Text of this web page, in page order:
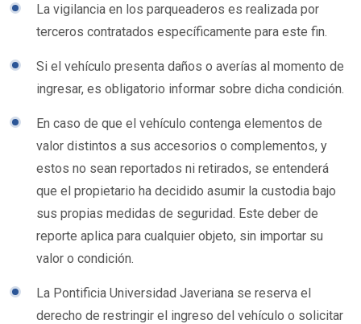
La vigilancia en los parqueaderos es realizada por
terceros contratados específicamente para este fin.
Si el vehículo presenta daños o averías al momento de
ingresar, es obligatorio informar sobre dicha condición.
En caso de que el vehículo contenga elementos de
valor distintos a sus accesorios o complementos, y
estos no sean reportados ni retirados, se entenderá
que el propietario ha decidido asumir la custodia bajo
sus propias medidas de seguridad. Este deber de
reporte aplica para cualquier objeto, sin importar su
valor o condición.
La Pontificia Universidad Javeriana se reserva el
derecho de restringir el ingreso del vehículo o solicitar